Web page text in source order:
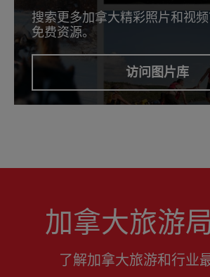
搜索更多加拿大精彩照片和视
免费资源。
访问图片库
加拿大旅游
了解加拿大旅游和行业